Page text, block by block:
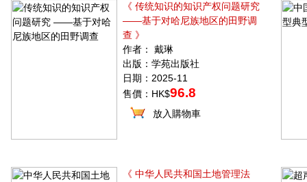
《 传统知识的知识产权问题研究
——基于对哈尼族地区的田野调
查 》
作者： 戴琳
出版：学苑出版社
日期：2025-11
售價：HK$96.8
放入購物車
《 中华人民共和国土地管理法